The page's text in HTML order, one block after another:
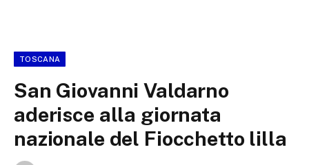
TOSCANA
San Giovanni Valdarno
aderisce alla giornata
nazionale del Fiocchetto lilla